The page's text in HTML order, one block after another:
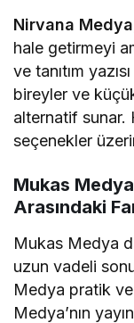
Nirvana Medya
hale getirmeyi
ve tanıtım
bireyler ve
alternatif sunar.
seçenekler
Mukas
Arasındaki
Mukas Medya
uzun vadeli
Medya pratik ve
Medya’nın